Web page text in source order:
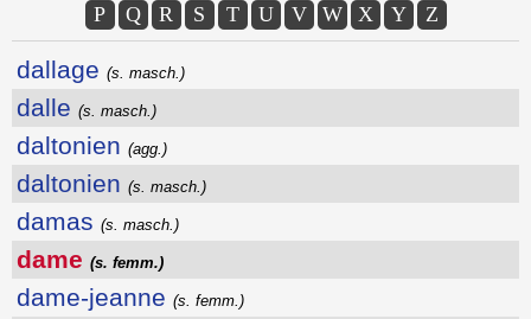
P
Q R S T U V W X Y Z
dallage (s. masch.)
dalle (s. masch.)
daltonien (agg.)
daltonien (s. masch.)
damas (s. masch.)
dame (s. femm.)
dame-jeanne (s. femm.)